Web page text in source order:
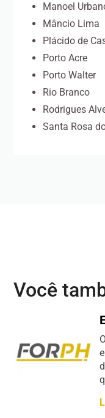
Manoel
Mâncio Lima
Plácido de
Porto Acre
Porto Walter
Rio Branco
Rodrigues
Santa Rosa
Você